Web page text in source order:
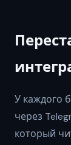
У каждого
через
который